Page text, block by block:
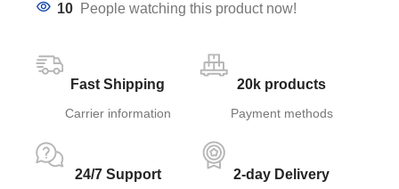
10 People watching this product now!
Fast Shipping
Carrier information
20k products
Payment methods
24/7 Support 2-day Delivery